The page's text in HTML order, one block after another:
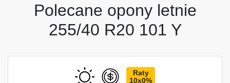
Polecane opony letnie
255/40 R20 101 Y
Raty
10x0%